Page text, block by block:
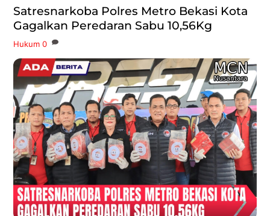
Satresnarkoba Polres Metro Bekasi Kota
Gagalkan Peredaran Sabu 10,56Kg
Hukum 0